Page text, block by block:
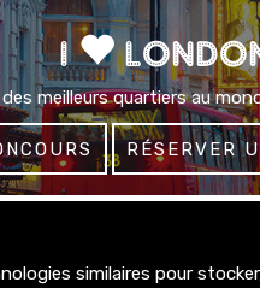
I
meilleurs quartiers au
RÉSERVER
similaires pour